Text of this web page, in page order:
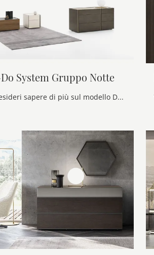
System Gruppo Notte
Se desideri sapere di più sul modello Da-Do System Gruppo Notte , clicca e scopri i Comodini e comò Alf Da Frè ideali per la tua zona del riposo.